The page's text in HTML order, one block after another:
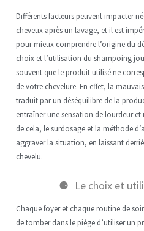
Différents facteurs peuvent impacter
cheveux après un lavage, et il est
pour mieux comprendre l’origine du
choix et l’utilisation du shampoing
souvent que le produit utilisé ne
de votre chevelure. En effet, la
traduit par un déséquilibre de la
entraîner une sensation de lourdeur
de cela, le surdosage et la méthode
aggraver la situation, en laissant
chevelu.
Le choix et
Chaque foyer et chaque routine de
de tomber dans le piège d’utiliser un